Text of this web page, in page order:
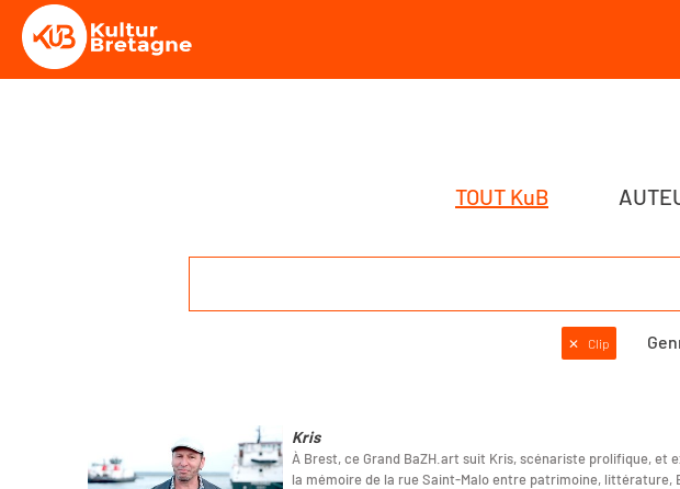
TOUT KuB
✕ Clip
Kris
À Brest, ce Grand BaZH.art suit Kris, scénariste prolifique, et
la mémoire de la rue Saint-Malo entre patrimoine, littérature,